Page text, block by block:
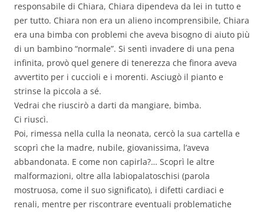
responsabile di Chiara, Chiara dipendeva da lei in tutto e
per tutto. Chiara non era un alieno incomprensibile, Chiara
era una bimba con problemi che aveva bisogno di aiuto più
di un bambino “normale”. Si sentì invadere di una pena
infinita, provò quel genere di tenerezza che finora aveva
avvertito per i cuccioli e i morenti. Asciugò il pianto e
strinse la piccola a sé.
Vedrai che riuscirò a darti da mangiare, bimba.
Ci riuscì.
Poi, rimessa nella culla la neonata, cercò la sua cartella e
scoprì che la madre, nubile, giovanissima, l’aveva
abbandonata. E come non capirla?… Scoprì le altre
malformazioni, oltre alla labiopalatoschisi (parola
mostruosa, come il suo significato), i difetti cardiaci e
renali, mentre per riscontrare eventuali problematiche